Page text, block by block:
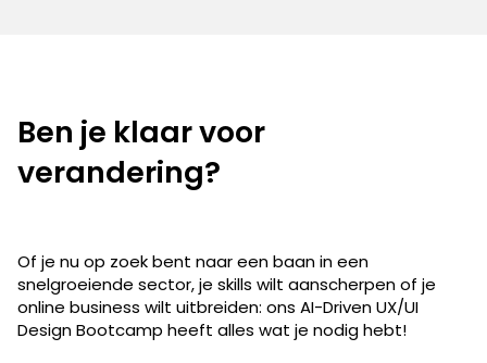
Ben je klaar voor
verandering?
Of je nu op zoek bent naar een baan in een
snelgroeiende sector, je skills wilt aanscherpen of je
online business wilt uitbreiden: ons AI-Driven UX/UI
Design Bootcamp heeft alles wat je nodig hebt!